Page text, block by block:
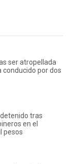
ser atropellada
conducido por dos
tras
en el
pesos